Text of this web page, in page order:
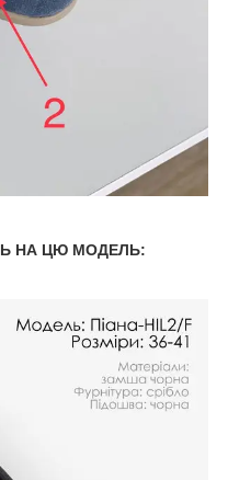
НА ЦЮ МОДЕЛЬ: